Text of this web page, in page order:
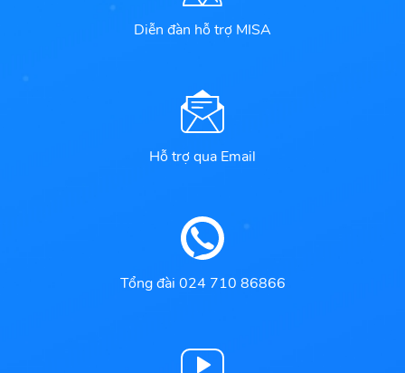
Diễn đàn hỗ trợ MISA
Hỗ trợ qua Email
Tổng đài 024 710 86866